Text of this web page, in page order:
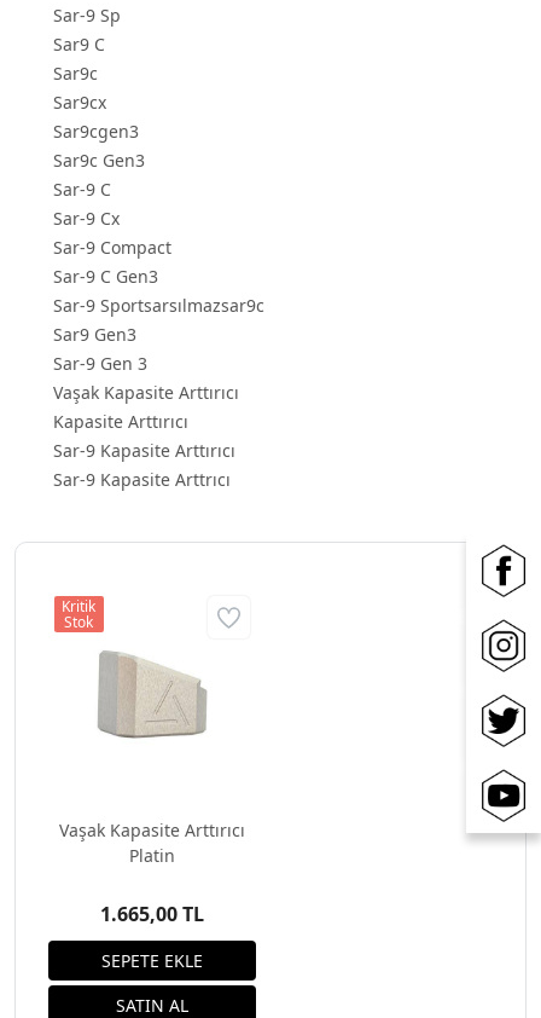
Sar-9 Sp
Sar9 C
Sar9c
Sar9cx
Sar9cgen3
Sar9c Gen3
Sar-9 C
Sar-9 Cx
Sar-9 Compact
Sar-9 C Gen3
Sar-9 Sportsarsılmazsar9c
Sar9 Gen3
Sar-9 Gen 3
Vaşak Kapasite Arttırıcı
Kapasite Arttırıcı
Sar-9 Kapasite Arttırıcı
Sar-9 Kapasite Arttrıcı
Vaşak Kapasite Arttırıcı
Platin
1.665,00 TL
Kritik
Stok